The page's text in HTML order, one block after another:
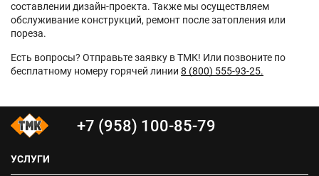
составлении дизайн-проекта. Также мы осуществляем
обслуживание конструкций, ремонт после затопления или
пореза.
Есть вопросы? Отправьте заявку в ТМК! Или позвоните по
бесплатному номеру горячей линии 8 (800) 555-93-25.
+7 (958) 100-85-79
УСЛУГИ